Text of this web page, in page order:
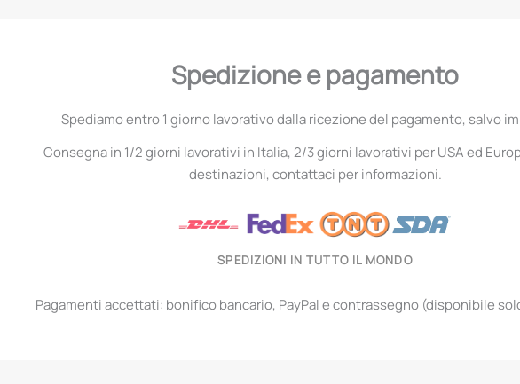
Spedizione e pagamento
Spediamo entro 1 giorno lavorativo dalla ricezione del pagamento, salvo
Consegna in 1/2 giorni lavorativi in Italia, 2/3 giorni lavorativi per USA ed
destinazioni, contattaci per informazioni.
SPEDIZIONI IN TUTTO IL MONDO
Pagamenti accettati: bonifico bancario, PayPal e contrassegno (disponibile